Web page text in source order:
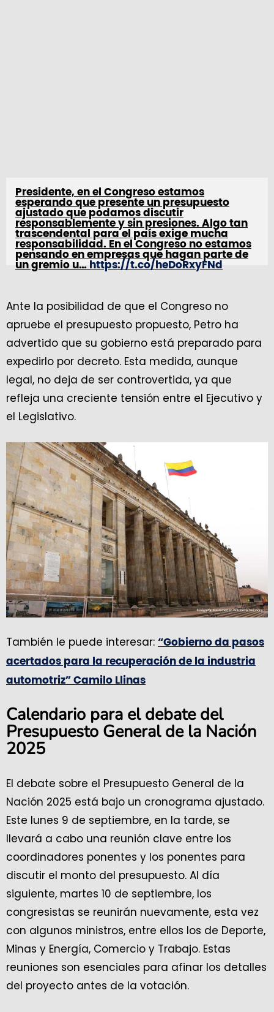
Presidente, en el Congreso estamos
esperando que presente un presupuesto
ajustado que podamos discutir
responsablemente y sin presiones. Algo tan
trascendental para el país exige mucha
responsabilidad. En el Congreso no estamos
pensando en empresas que hagan parte de
un gremio u… https://t.co/heDoRxyFNd
September 7, 2024
Ante la posibilidad de que el Congreso no
apruebe el presupuesto propuesto, Petro ha
advertido que su gobierno está preparado para
expedirlo por decreto. Esta medida, aunque
legal, no deja de ser controvertida, ya que
refleja una creciente tensión entre el Ejecutivo y
el Legislativo.
También le puede interesar: “Gobierno da pasos
acertados para la recuperación de la industria
automotriz” Camilo Llinas
Calendario para el debate del
Presupuesto General de la Nación
2025
El debate sobre el Presupuesto General de la
Nación 2025 está bajo un cronograma ajustado.
Este lunes 9 de septiembre, en la tarde, se
llevará a cabo una reunión clave entre los
coordinadores ponentes y los ponentes para
discutir el monto del presupuesto. Al día
siguiente, martes 10 de septiembre, los
congresistas se reunirán nuevamente, esta vez
con algunos ministros, entre ellos los de Deporte,
Minas y Energía, Comercio y Trabajo. Estas
reuniones son esenciales para afinar los detalles
del proyecto antes de la votación.